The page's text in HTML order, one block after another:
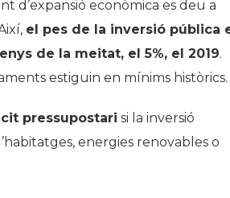
d’expansió econòmica es deu a
el pes de la inversió pública
de la meitat, el 5%, el 2019.
estiguin en mínims històrics.
pressupostari si la inversió
energies renovables o